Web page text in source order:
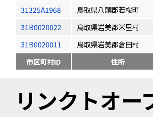
31325A1968
鳥取県八頭郡若桜町
31B0020022
鳥取県岩美郡米里村
31B0020011
鳥取県岩美郡倉田村
市区町村ID
住所
リンクトオ